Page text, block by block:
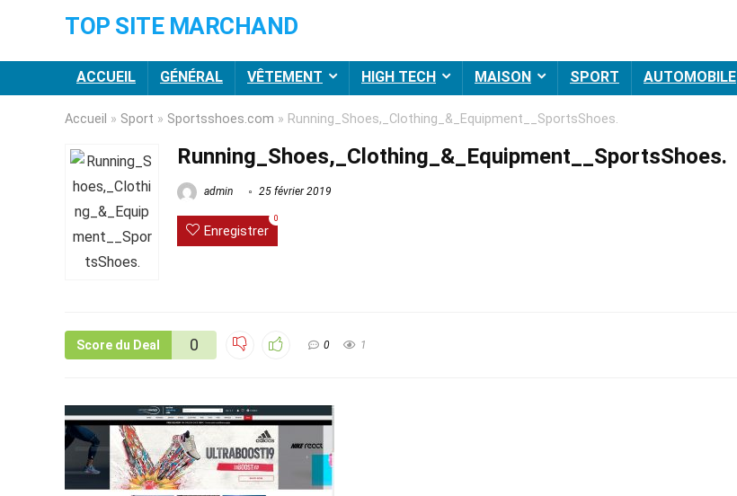
TOP SITE MARCHAND
ACCUEIL GÉNÉRAL VÊTEMENT HIGH TECH MAISON SPORT AUTOMOBILE
Accueil » Sport » Sportsshoes.com » Running_Shoes,_Clothing_&_Equipment__SportsShoes.
Running_Shoes,_Clothing_&_Equipment__SportsShoes.
admin 25 février 2019
Enregistrer
0
Score du Deal 0 0 1